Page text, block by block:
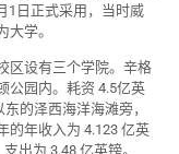
1日正式采用，当时威
学。
区设有三个学院。辛格
公园内。耗资 4.5亿英
的泽西海洋海滩旁，
的年收入为 4.123 亿英
出为 3.48 亿英镑。